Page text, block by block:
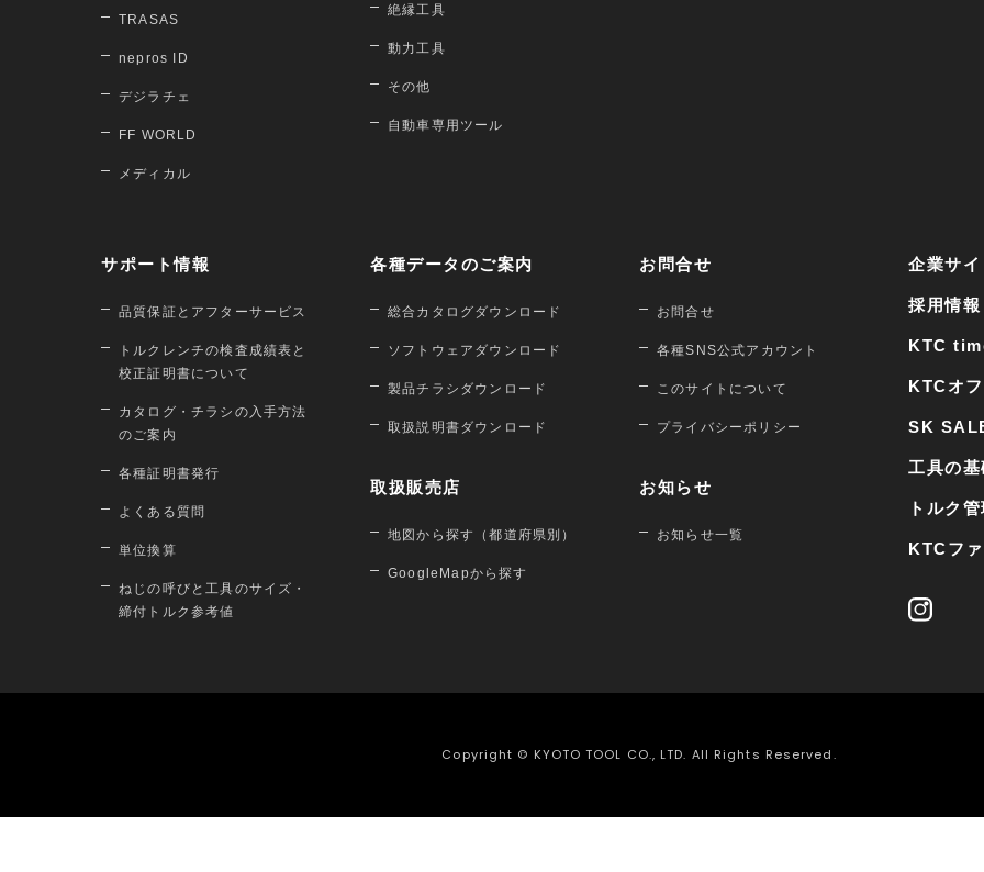
TRASAS
nepros ID
デジラチェ
FF WORLD
メディカル
絶縁工具
動力工具
その他
自動車専用ツール
サポート情報
品質保証とアフターサービス
トルクレンチの検査成績表と
校正証明書について
カタログ・チラシの入手方法
のご案内
各種証明書発行
よくある質問
単位換算
ねじの呼びと工具のサイズ・
締付トルク参考値
各種データのご案内
総合カタログダウンロード
ソフトウェアダウンロード
製品チラシダウンロード
取扱説明書ダウンロード
取扱販売店
地図から探す（都道府県別）
GoogleMapから探す
お問合せ
お問合せ
各種SNS公式アカウント
このサイトについて
プライバシーポリシー
お知らせ
お知らせ一覧
企業サイ
採用情報
KTC
KTCオ
SK
工具の
トルク
KTCフ
Copyright © KYOTO TOOL CO., LTD. All Rights Reserved.